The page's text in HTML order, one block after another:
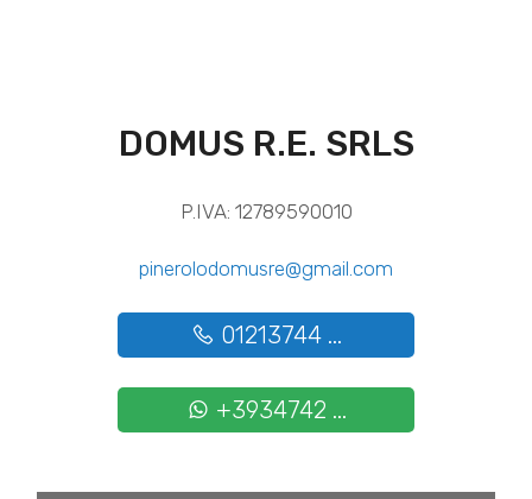
DOMUS R.E. SRLS
P.IVA: 12789590010
pinerolodomusre@gmail.com
01213744 ...
+3934742 ...